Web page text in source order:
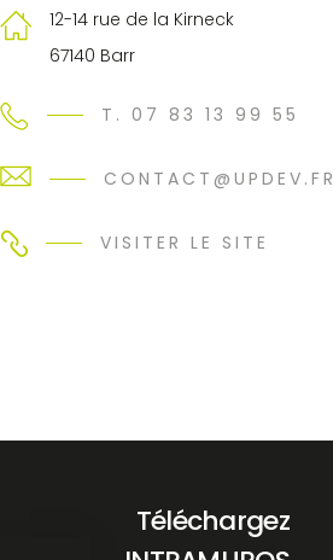
12-14 rue de la Kirneck
67140 Barr
T. 07 83 13 99 55
CONTACT@UPDEV.FR
VISITER LE SITE
Téléchargez